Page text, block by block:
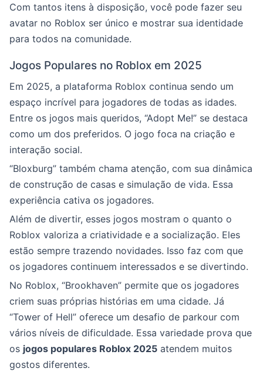
Com tantos itens à disposição, você pode fazer seu
avatar no Roblox ser único e mostrar sua identidade
para todos na comunidade.
Jogos Populares no Roblox em 2025
Em 2025, a plataforma Roblox continua sendo um
espaço incrível para jogadores de todas as idades.
Entre os jogos mais queridos, “Adopt Me!” se destaca
como um dos preferidos. O jogo foca na criação e
interação social.
“Bloxburg” também chama atenção, com sua dinâmica
de construção de casas e simulação de vida. Essa
experiência cativa os jogadores.
Além de divertir, esses jogos mostram o quanto o
Roblox valoriza a criatividade e a socialização. Eles
estão sempre trazendo novidades. Isso faz com que
os jogadores continuem interessados e se divertindo.
No Roblox, “Brookhaven” permite que os jogadores
criem suas próprias histórias em uma cidade. Já
“Tower of Hell” oferece um desafio de parkour com
vários níveis de dificuldade. Essa variedade prova que
os jogos populares Roblox 2025 atendem muitos
gostos diferentes.